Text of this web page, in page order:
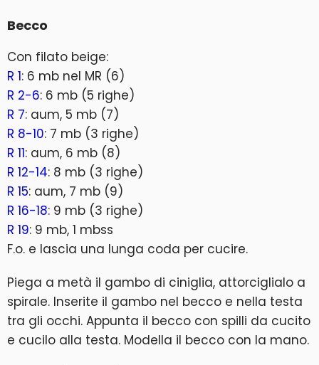
Becco
Con filato beige:
R 1: 6 mb nel MR (6)
R 2-6: 6 mb (5 righe)
R 7: aum, 5 mb (7)
R 8-10: 7 mb (3 righe)
R 11: aum, 6 mb (8)
R 12-14: 8 mb (3 righe)
R 15: aum, 7 mb (9)
R 16-18: 9 mb (3 righe)
R 19: 9 mb, 1 mbss
F.o. e lascia una lunga coda per cucire.
Piega a metà il gambo di ciniglia, attorciglialo a
spirale. Inserite il gambo nel becco e nella testa
tra gli occhi. Appunta il becco con spilli da cucito
e cucilo alla testa. Modella il becco con la mano.